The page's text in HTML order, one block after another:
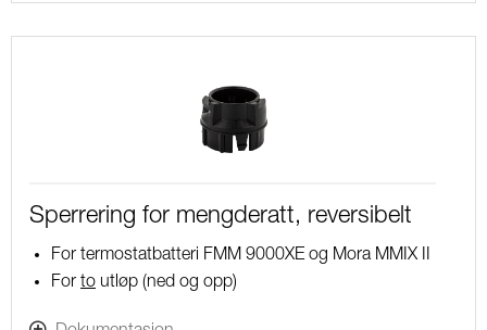
Sperrering for mengderatt, reversibelt
For termostatbatteri FMM 9000XE og Mora MMIX II
For to utløp (ned og opp)